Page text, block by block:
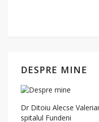
DESPRE MINE
Dr Ditoiu Alecse
spitalul Fundeni